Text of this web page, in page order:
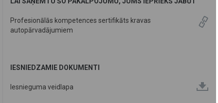
Profesionālās kompetences sertifikāts kravas
autopārvadājumiem
IESNIEDZAMIE DOKUMENTI
Iesnieguma veidlapa